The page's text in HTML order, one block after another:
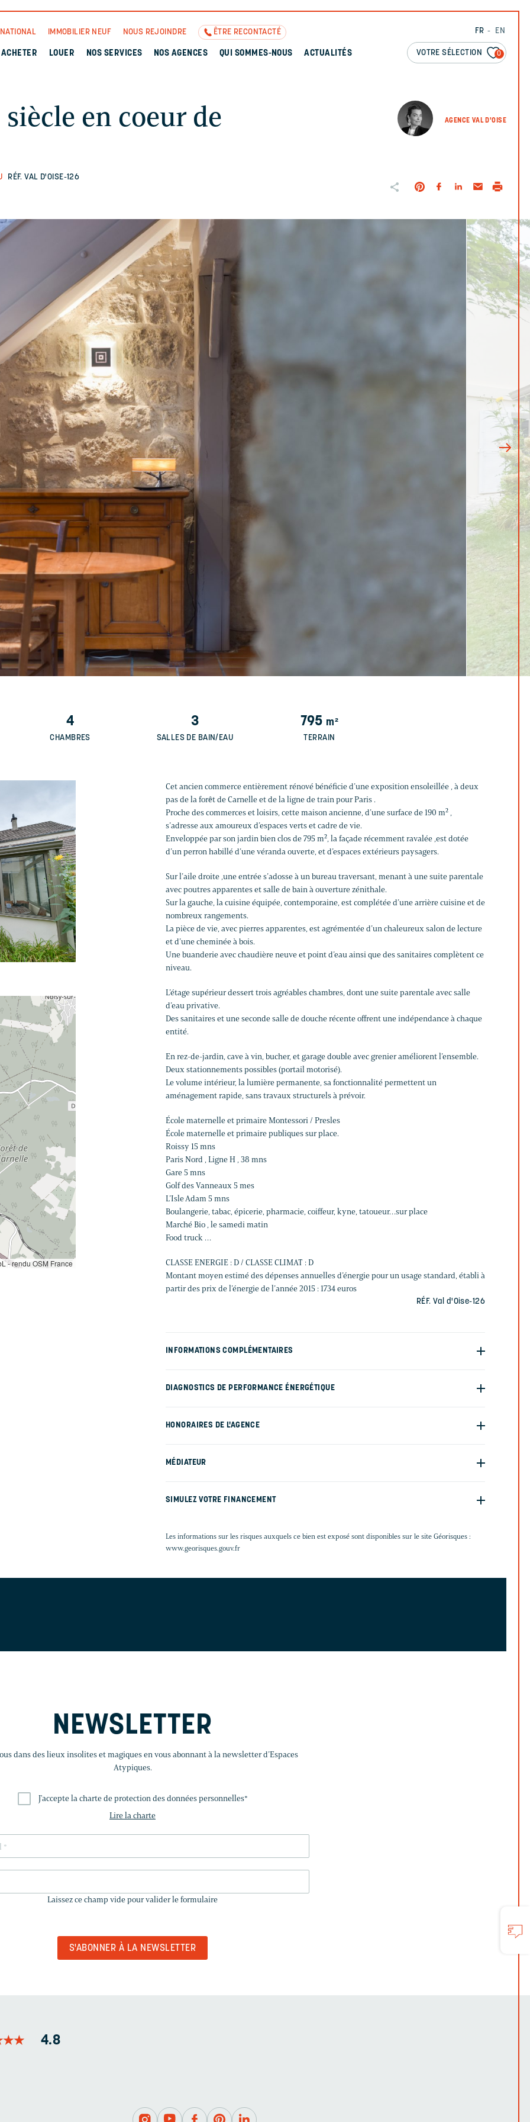
FR EN
VOTRE SÉLECTION 0
IMMOBILIER NEUF NOUS REJOINDRE ÊTRE RECONTACTÉ
ACHETER LOUER NOS SERVICES NOS AGENCES QUI SOMMES-NOUS ACTUALITÉS
AGENCE VAL D'OISE
en coeur de
RÉF. VAL D'OISE-126
4
CHAMBRES
3
SALLES DE BAIN/EAU
795 m²
TERRAIN
Cet ancien commerce entièrement rénové bénéficie d’une exposition ensoleillée , à deux
pas de la forêt de Carnelle et de la ligne de train pour Paris .
Proche des commerces et loisirs, cette maison ancienne, d’une surface de 190 m² ,
s’adresse aux amoureux d’espaces verts et cadre de vie.
Enveloppée par son jardin bien clos de 795 m², la façade récemment ravalée ,est dotée
d’un perron habillé d’une véranda ouverte, et d’espaces extérieurs paysagers.
Sur l’aile droite ,une entrée s’adosse à un bureau traversant, menant à une suite parentale
avec poutres apparentes et salle de bain à ouverture zénithale.
Sur la gauche, la cuisine équipée, contemporaine, est complétée d’une arrière cuisine et de
nombreux rangements.
La pièce de vie, avec pierres apparentes, est agrémentée d’un chaleureux salon de lecture
et d’une cheminée à bois.
Une buanderie avec chaudière neuve et point d’eau ainsi que des sanitaires complètent ce
niveau.
L’étage supérieur dessert trois agréables chambres, dont une suite parentale avec salle
d’eau privative.
Des sanitaires et une seconde salle de douche récente offrent une indépendance à chaque
entité.
En rez-de-jardin, cave à vin, bucher, et garage double avec grenier améliorent l’ensemble.
Deux stationnements possibles (portail motorisé).
Le volume intérieur, la lumière permanente, sa fonctionnalité permettent un
aménagement rapide, sans travaux structurels à prévoir.
École maternelle et primaire Montessori / Presles
École maternelle et primaire publiques sur place.
Roissy 15 mns
Paris Nord , Ligne H , 38 mns
Gare 5 mns
Golf des Vanneaux 5 mes
L’Isle Adam 5 mns
Boulangerie, tabac, épicerie, pharmacie, coiffeur, kyne, tatoueur…sur place
Marché Bio , le samedi matin
Food truck …
CLASSE ENERGIE : D / CLASSE CLIMAT : D
Montant moyen estimé des dépenses annuelles d’énergie pour un usage standard, établi à
partir des prix de l’énergie de l’année 2015 : 1734 euros
RÉF. Val d'Oise-126
INFORMATIONS COMPLÉMENTAIRES
DIAGNOSTICS DE PERFORMANCE ÉNERGÉTIQUE
HONORAIRES DE L'AGENCE
MÉDIATEUR
SIMULEZ VOTRE FINANCEMENT
Les informations sur les risques auxquels ce bien est exposé sont disponibles sur le site Géorisques :
www.georisques.gouv.fr
- rendu OSM France
NEWSLETTER
dans des lieux insolites et magiques en vous abonnant à la newsletter d’Espaces
Atypiques.
J'accepte la charte de protection des données personnelles*
Lire la charte
CHAMP
Laissez ce champ vide pour valider le formulaire
★★
★★ 4.8